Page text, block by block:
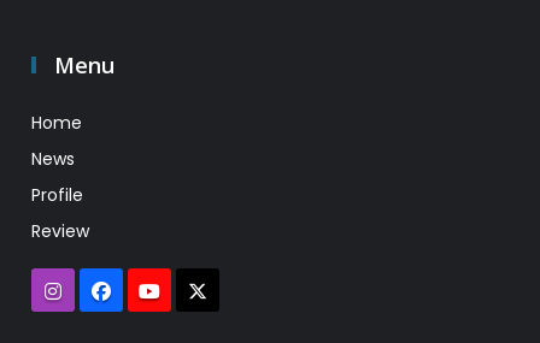
Menu
Home
News
Profile
Review